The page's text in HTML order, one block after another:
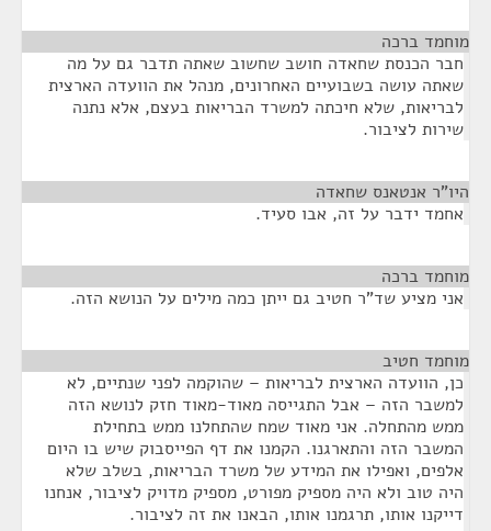
מוחמד ברכה
חבר הכנסת שחאדה חושב שחשוב שאתה תדבר גם על מה
שאתה עושה בשבועיים האחרונים, מנהל את הוועדה הארצית
לבריאות, שלא חיכתה למשרד הבריאות בעצם, אלא נתנה
שירות לציבור.
היו"ר אנטאנס שחאדה
אחמד ידבר על זה, אבו סעיד.
מוחמד ברכה
אני מציע שד"ר חטיב גם ייתן כמה מילים על הנושא הזה.
מוחמד חטיב
כן, הוועדה הארצית לבריאות – שהוקמה לפני שנתיים, לא
למשבר הזה – אבל התגייסה מאוד-מאוד חזק לנושא הזה
ממש מהתחלה. אני מאוד שמח שהתחלנו ממש בתחילת
המשבר הזה והתארגנו. הקמנו את דף הפייסבוק שיש בו היום
אלפים, ואפילו את המידע של משרד הבריאות, בשלב שלא
היה טוב ולא היה מספיק מפורט, מספיק מדויק לציבור, אנחנו
דייקנו אותו, תרגמנו אותו, הבאנו את זה לציבור.